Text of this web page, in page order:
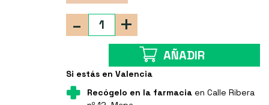
+
-
AÑADIR
Si estás en Valencia
Recógelo en la farmaciaen Calle Ribera